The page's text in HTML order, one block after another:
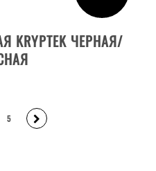
KRYPTEK ЧЕРНАЯ/
5